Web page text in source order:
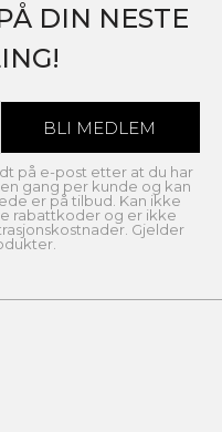
DIN NESTE
på e-post etter at du har
gang per kunde og kan
er på tilbud. Kan ikke
rabattkoder og er ikke
Gjelder